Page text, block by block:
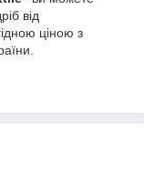
від
ціною з